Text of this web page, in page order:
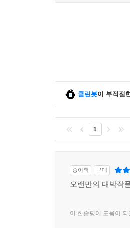
클린봇이 부적절
1
종이책 구매
오랜만의 대박작
이 한줄평이 도움이 되